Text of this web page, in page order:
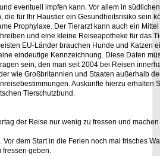
und eventuell impfen kann. Vor allem in südlichen
die für Ihr Haustier ein Gesundheitsrisiko sein
Prophylaxe. Der Tierarzt kann auch ein Mittel
und eine kleine Reiseapotheke für das
EU-Länder brauchen Hunde und Katzen
eindeutige Kennzeichnung. Diese Daten
sein, den man seit 2004 bei Reisen
wie Großbritannien und Staaten außerhalb
Auskünfte hierzu erhalten
Tierschutzbund.
der Reise nur wenig zu fressen und
dem Start in die Ferien noch mal frisches
fressen geben.